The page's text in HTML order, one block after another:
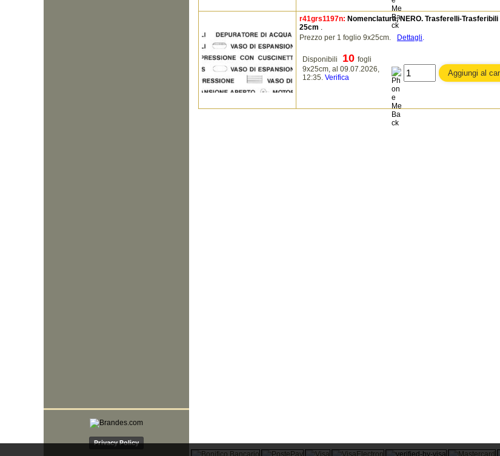
r41grs1197n: Nomenclatura, NERO. Trasferelli-
25cm .
Prezzo per 1 foglio 9x25cm.
Dettagli.
Disponibili 10 fogli
9x25cm, al 09.07.2026,
12:35. Verifica
Privacy Policy